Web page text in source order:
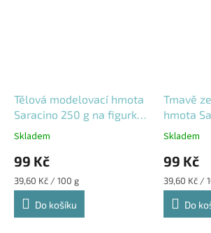
Tělová modelovací hmota
Saracino 250 g na figurky
a dekorace
Skladem
99 Kč
Měrná
cena:
39,60 Kč / 100 g
Do košíku
Tmavě
hmota
figurky,
Skladem
99 Kč
Měrná
cena:
39,60 Kč /
Do